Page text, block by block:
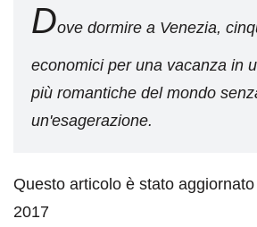
Dove dormire a Venezia,
economici per una vacanza in
più romantiche del mondo
un'esagerazione.
Questo articolo è stato
2017